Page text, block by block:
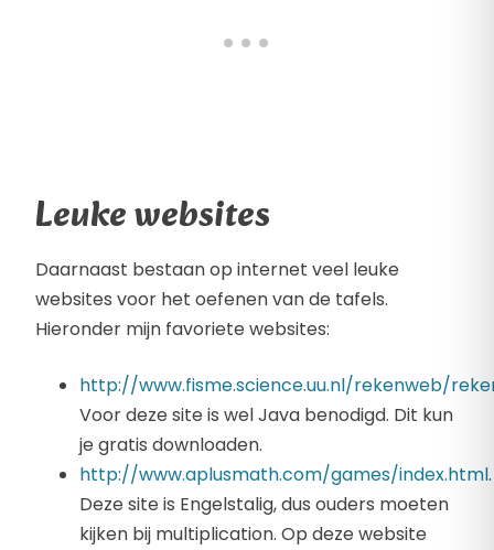
Leuke websites
Daarnaast bestaan op internet veel leuke
websites voor het oefenen van de tafels.
Hieronder mijn favoriete websites:
http://www.fisme.science.uu.nl/rekenweb/
Voor deze site is wel Java benodigd. Dit kun
je gratis downloaden.
http://www.aplusmath.com/games/index.html.
Deze site is Engelstalig, dus ouders moeten
kijken bij multiplication. Op deze website